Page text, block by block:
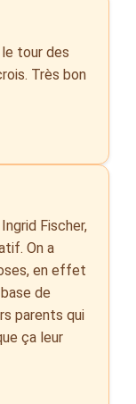
tour des
Très bon
Fischer,
On a
en effet
de
parents qui
ça leur